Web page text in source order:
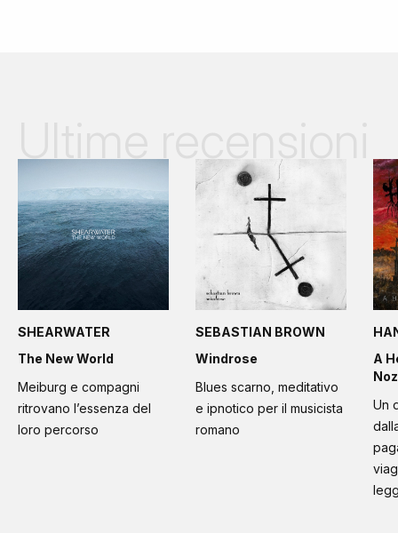
SHEARWATER
The New World
Meiburg e compagni
ritrovano l’essenza del
loro percorso
SEBASTIAN BROWN
Windrose
Blues scarno, meditativo
e ipnotico per il musicista
romano
A
Noz
Un